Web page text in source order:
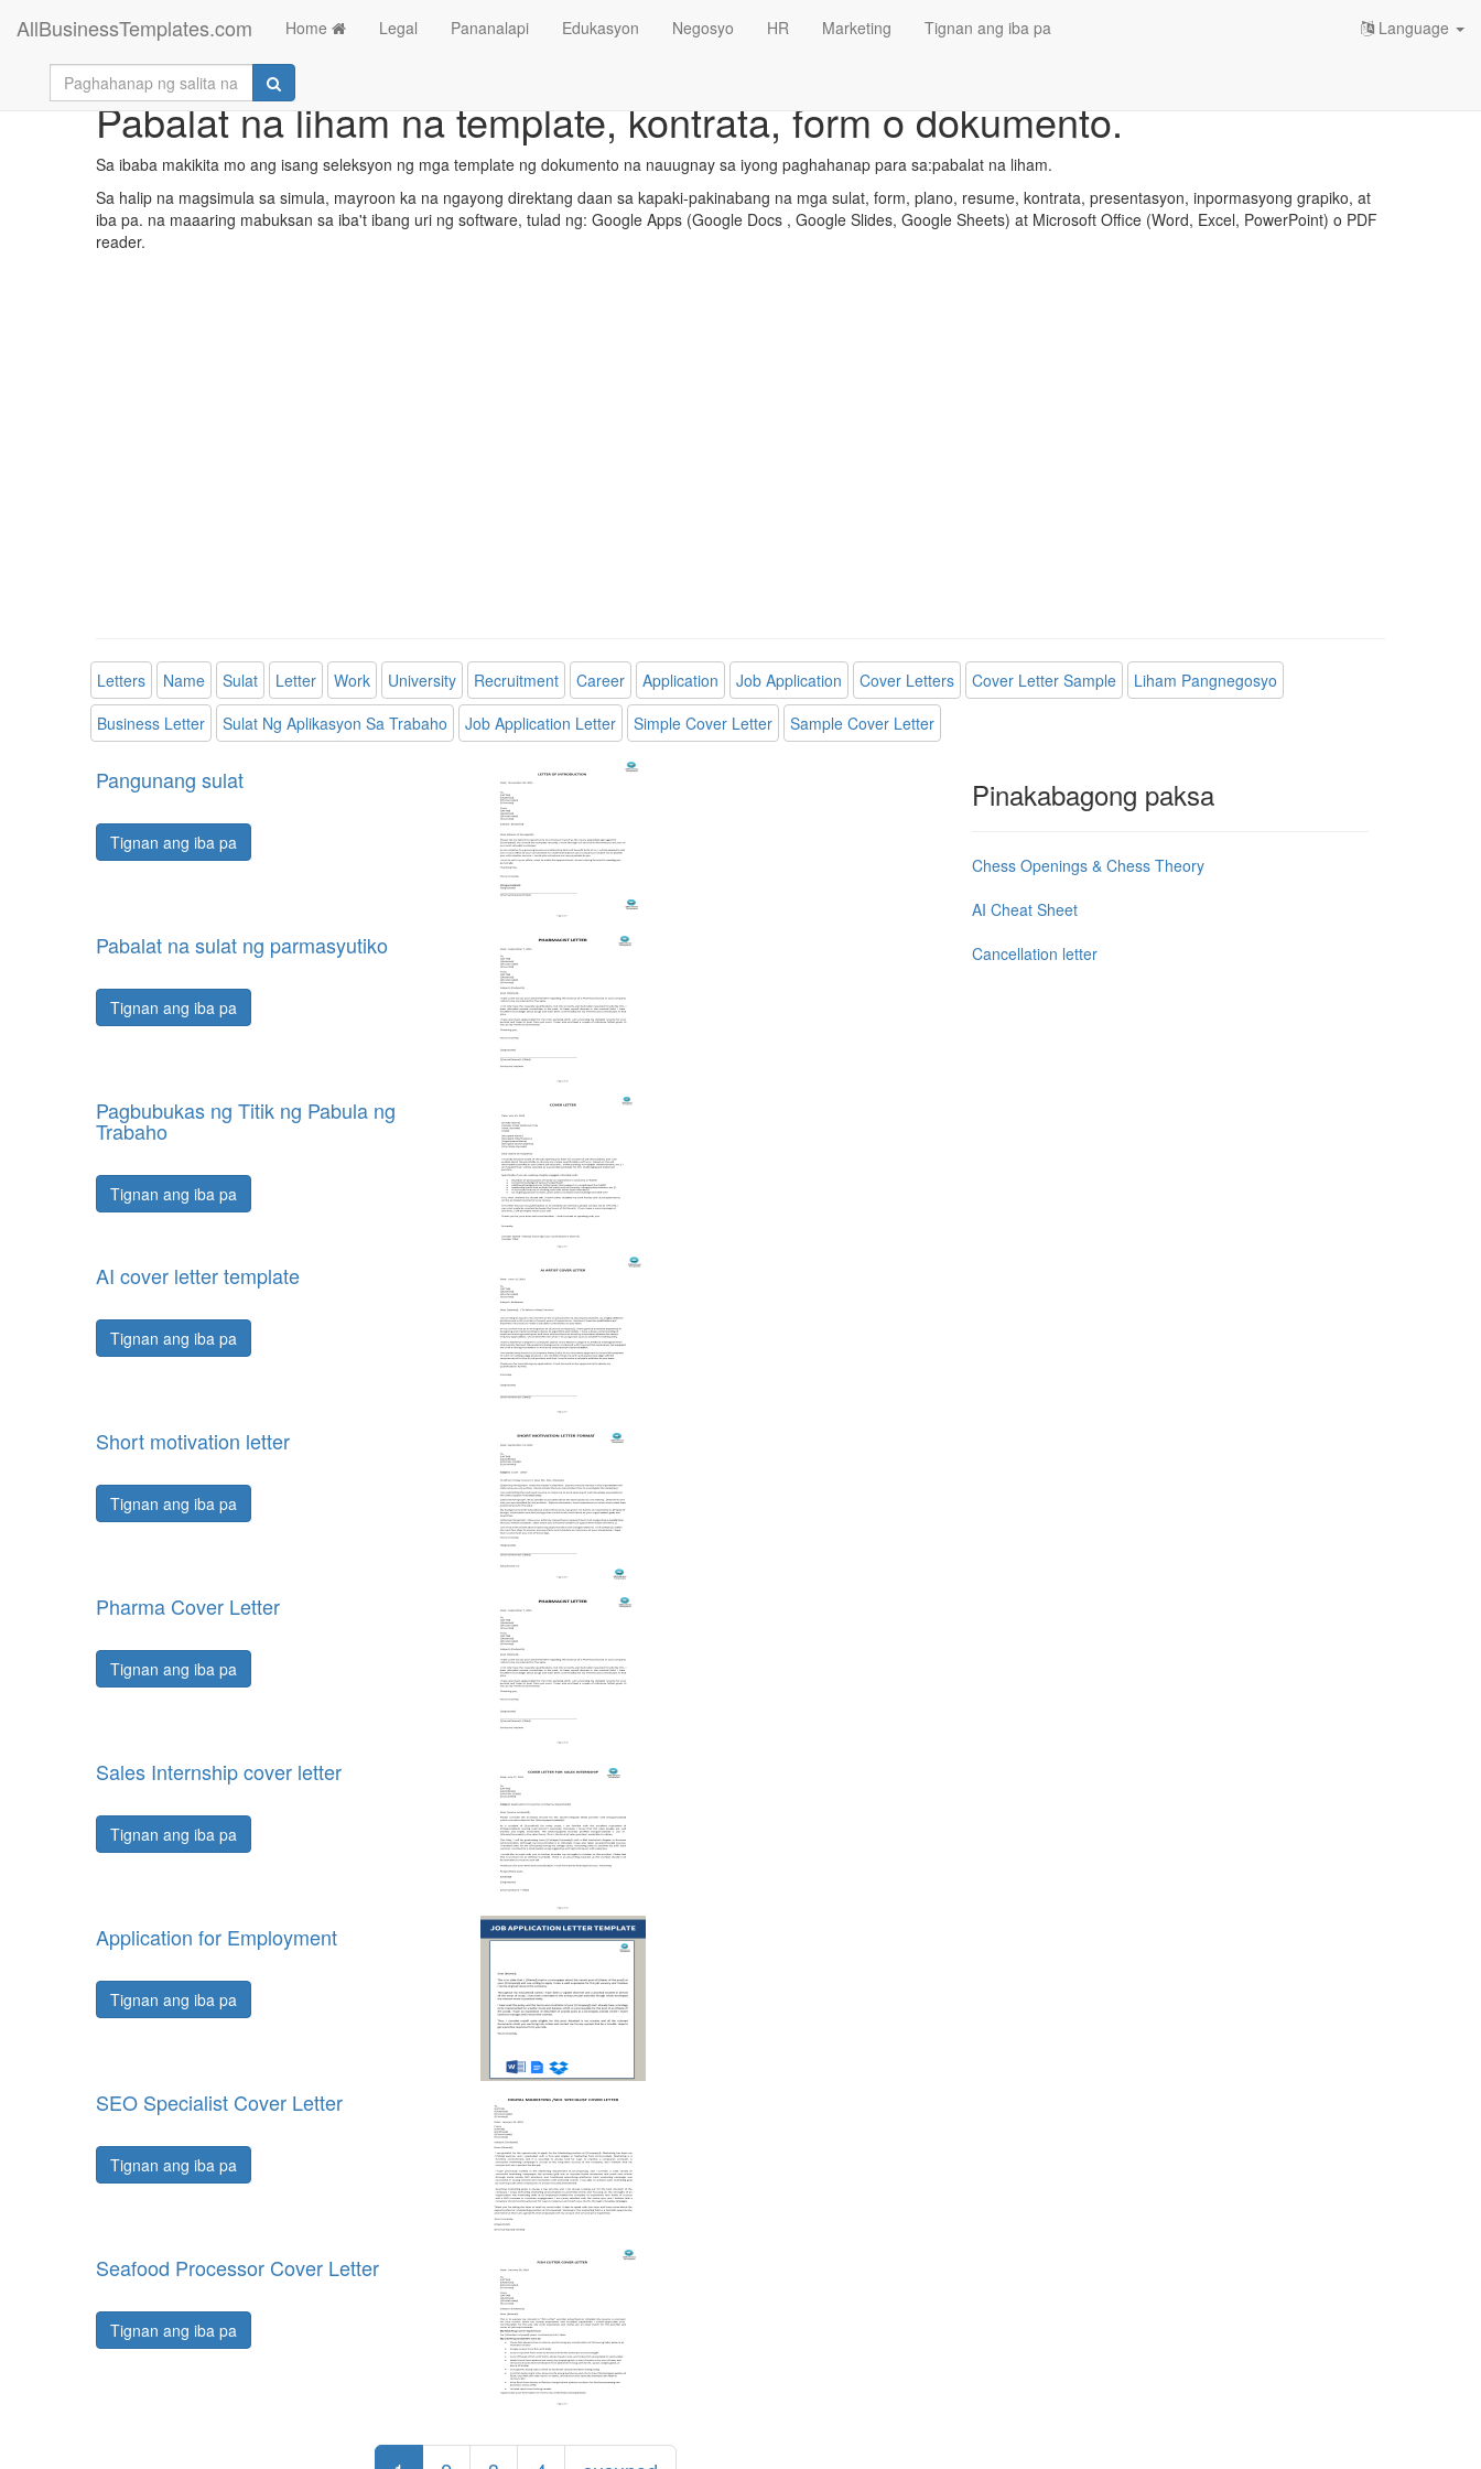
AllBusinessTemplates.com Home Legal Pananalapi Edukasyon Negosyo HR Marketing Tignan ang iba pa Language
Pabalat na liham na template, kontrata, form o dokumento.
Sa ibaba makikita mo ang isang seleksyon ng mga template ng dokumento na nauugnay sa iyong paghahanap para sa:pabalat na liham.
Sa halip na magsimula sa simula, mayroon ka na ngayong direktang daan sa kapaki-pakinabang na mga sulat, form, plano, resume, kontrata, presentasyon, inpormasyong grapiko, at
iba pa. na maaaring mabuksan sa iba't ibang uri ng software, tulad ng: Google Apps (Google Docs , Google Slides, Google Sheets) at Microsoft Office (Word, Excel, PowerPoint) o PDF
reader.
Letters Name Sulat Letter Work University Recruitment Career Application Job Application Cover Letters Cover Letter Sample
Liham Pangnegosyo
Business Letter
Sulat Ng Aplikasyon Sa Trabaho Job Application Letter Simple Cover Letter Sample Cover Letter
Pangunang sulat
Tignan ang iba pa
Pabalat na sulat ng parmasyutiko
Tignan ang iba pa
Pagbubukas ng Titik ng Pabula ng
Trabaho
Tignan ang iba pa
AI cover letter template
Tignan ang iba pa
Short motivation letter
Tignan ang iba pa
Pharma Cover Letter
Tignan ang iba pa
Sales Internship cover letter
Tignan ang iba pa
Application for Employment
Tignan ang iba pa
SEO Specialist Cover Letter
Tignan ang iba pa
Seafood Processor Cover Letter
Tignan ang iba pa
Pinakabagong paksa
Chess Openings & Chess Theory
AI Cheat Sheet
Cancellation letter